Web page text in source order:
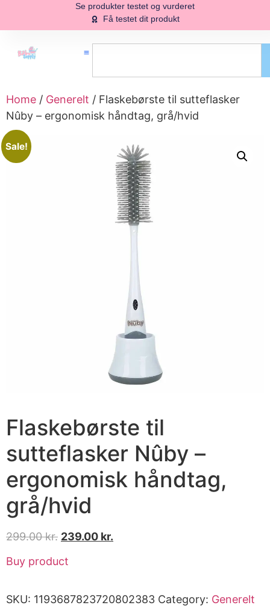
Se produkter testet og vurderet
Få testet dit produkt
Home / Generelt / Flaskebørste til sutteflasker
Nûby – ergonomisk håndtag, grå/hvid
Sale!
Flaskebørste til
sutteflasker Nûby –
ergonomisk håndtag,
grå/hvid
299.00kr. 239.00 kr.
Buy product
SKU: 1193687823720802383 Category: Generelt